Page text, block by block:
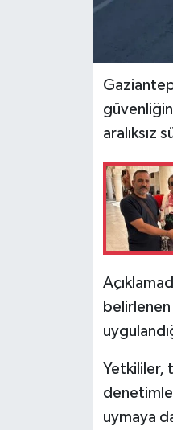
aralıksız
Yetkililer,
uymaya